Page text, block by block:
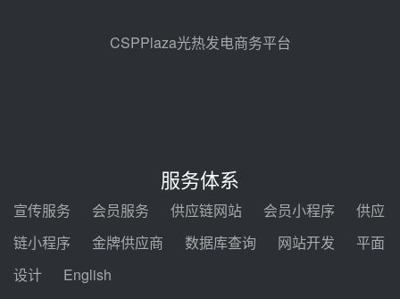
包项目熔盐介质超声波流量计采购
08-05 17:09
电机组灵活性改造项目三元液态盐
采购合同
迪尔化工预中标华能西安热工院
2026-2029年熔盐介质框架协议
CSPPlaza光热发电商务平台
服务体系
宣传服务 会员服务 供应链网站 会员小程序
供应
链小程序
金牌供应商 数据库查询 网站开发
平面
设计
English